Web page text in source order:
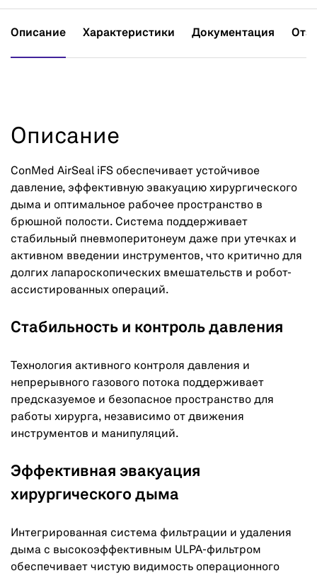
Описание Характеристики Документация
Описание
ConMed AirSeal iFS обеспечивает устойчивое
давление, эффективную эвакуацию хирургического
дыма и оптимальное рабочее пространство в
брюшной полости. Система поддерживает
стабильный пневмоперитонеум даже при утечках и
активном введении инструментов, что критично для
долгих лапароскопических вмешательств и робот-
ассистированных операций.
Стабильность и контроль давления
Технология активного контроля давления и
непрерывного газового потока поддерживает
предсказуемое и безопасное пространство для
работы хирурга, независимо от движения
инструментов и манипуляций.
Эффективная эвакуация
хирургического дыма
Интегрированная система фильтрации и удаления
дыма с высокоэффективным ULPA-фильтром
обеспечивает чистую видимость операционного